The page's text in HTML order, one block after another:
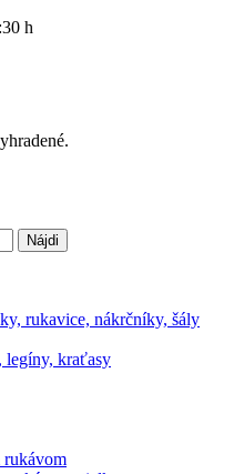
h
rukavice, nákrčníky, šály
legíny, kraťasy
rukávom